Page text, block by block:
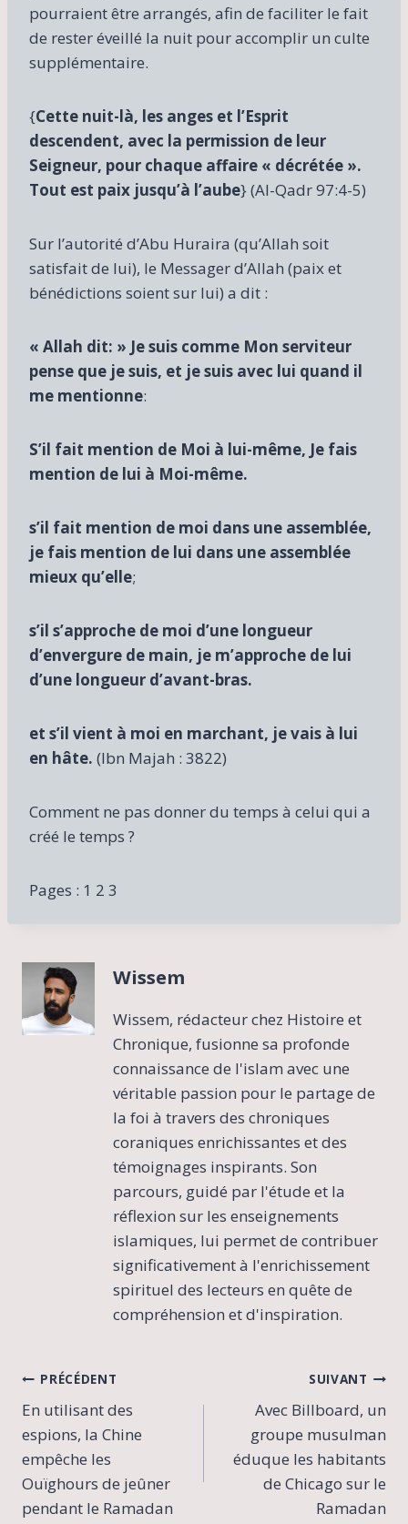
pourraient être arrangés, afin de faciliter le fait
de rester éveillé la nuit pour accomplir un culte
supplémentaire.
{Cette nuit-là, les anges et l’Esprit
descendent, avec la permission de leur
Seigneur, pour chaque affaire « décrétée ».
Tout est paix jusqu’à l’aube}(Al-Qadr 97:4-5)
Sur l’autorité d’Abu Huraira (qu’Allah soit
satisfait de lui), le Messager d’Allah (paix et
bénédictions soient sur lui) a dit :
« Allah dit: » Je suis comme Mon serviteur
pense que je suis, et je suis avec lui quand il
me mentionne:
S’il fait mention de Moi à lui-même, Je fais
mention de lui à Moi-même.
s’il fait mention de moi dans une assemblée,
je fais mention de lui dans une assemblée
mieux qu’elle;
s’il s’approche de moi d’une longueur
d’envergure de main, je m’approche de lui
d’une longueur d’avant-bras.
et s’il vient à moi en marchant, je vais à lui
en hâte. (Ibn Majah : 3822)
Comment ne pas donner du temps à celui qui a
créé le temps ?
Pages : 1 2 3
Wissem
Wissem, rédacteur chez Histoire et
Chronique, fusionne sa profonde
connaissance de l'islam avec une
véritable passion pour le partage de
la foi à travers des chroniques
coraniques enrichissantes et des
témoignages inspirants. Son
parcours, guidé par l'étude et la
réflexion sur les enseignements
islamiques, lui permet de contribuer
significativement à l'enrichissement
spirituel des lecteurs en quête de
compréhension et d'inspiration.
Navigation
de
l’article
PRÉCÉDENT
En utilisant des
espions, la Chine
empêche les
Ouïghours de jeûner
pendant le Ramadan
SUIVANT
Avec Billboard, un
groupe musulman
éduque les habitants
de Chicago sur le
Ramadan